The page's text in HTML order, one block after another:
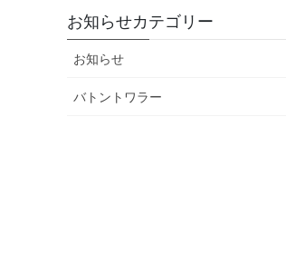
お知らせカテゴリー
お知らせ
バトントワラー